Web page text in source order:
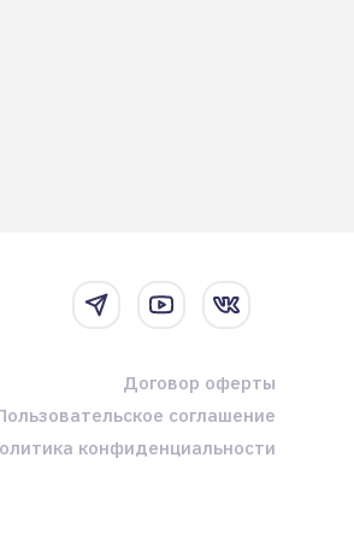
Договор оферты
соглашение
конфиденциальности